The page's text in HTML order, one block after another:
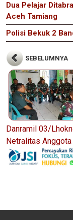
Dua Pelajar
Aceh Tamiang
Polisi Bekuk 2
SEBELUMNYA
Danramil 03/
Netralitas Anggota